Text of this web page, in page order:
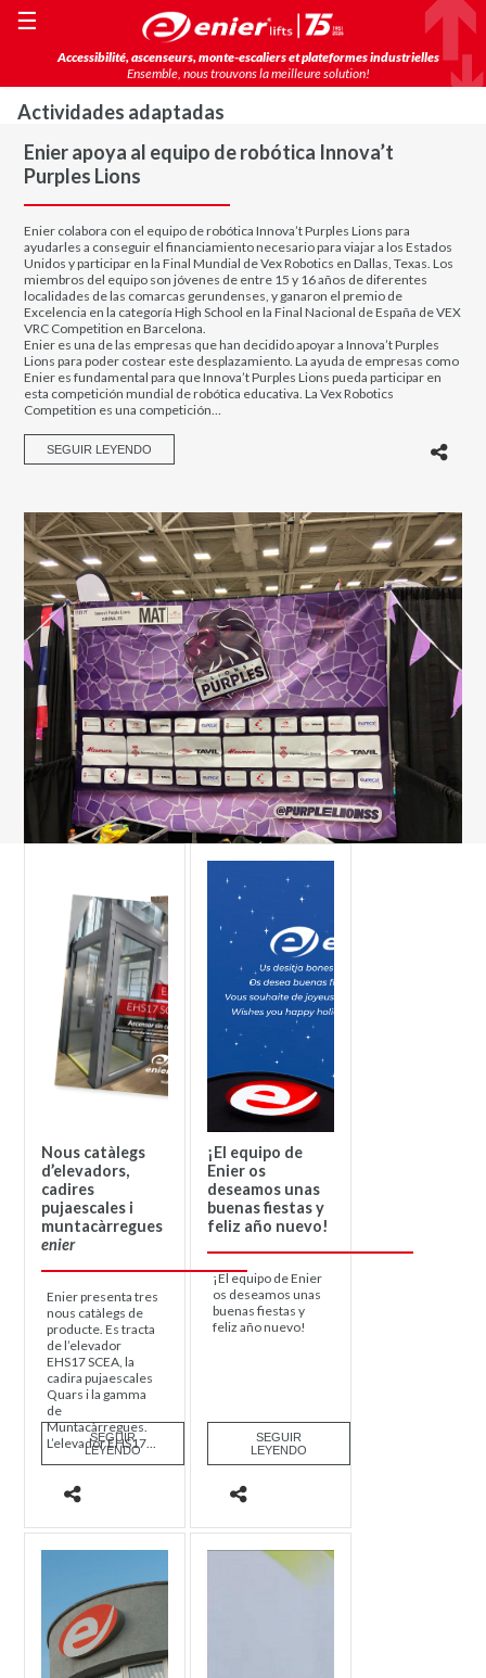
Accessibilité, ascenseurs, monte-escaliers et plateformes industrielles
Ensemble, nous trouvons la meilleure solution!
☰
Actividades adaptadas
Enier apoya al equipo de robótica Innova’t
Purples Lions
Enier colabora con el equipo de robótica Innova’t Purples Lions para
ayudarles a conseguir el financiamiento necesario para viajar a los Estados
Unidos y participar en la Final Mundial de Vex Robotics en Dallas, Texas. Los
miembros del equipo son jóvenes de entre 15 y 16 años de diferentes
localidades de las comarcas gerundenses, y ganaron el premio de
Excelencia en la categoría High School en la Final Nacional de España de VEX
VRC Competition en Barcelona.
Enier es una de las empresas que han decidido apoyar a Innova’t Purples
Lions para poder costear este desplazamiento. La ayuda de empresas como
Enier es fundamental para que Innova’t Purples Lions pueda participar en
esta competición mundial de robótica educativa. La Vex Robotics
Competition es una competición…
SEGUIR LEYENDO
Nous catàlegs
d’elevadors,
cadires
pujaescales i
muntacàrregues
enier
Enier presenta tres
nous catàlegs de
producte. Es tracta
de l’elevador
EHS17 SCEA, la
cadira pujaescales
Quars i la gamma
de
Muntacàrregues.
L’elevador EHS17...
SEGUIR
LEYENDO
¡El equipo de
Enier os
deseamos unas
buenas fiestas y
feliz año nuevo!
¡El equipo de Enier
os deseamos unas
buenas fiestas y
feliz año nuevo!
SEGUIR
LEYENDO